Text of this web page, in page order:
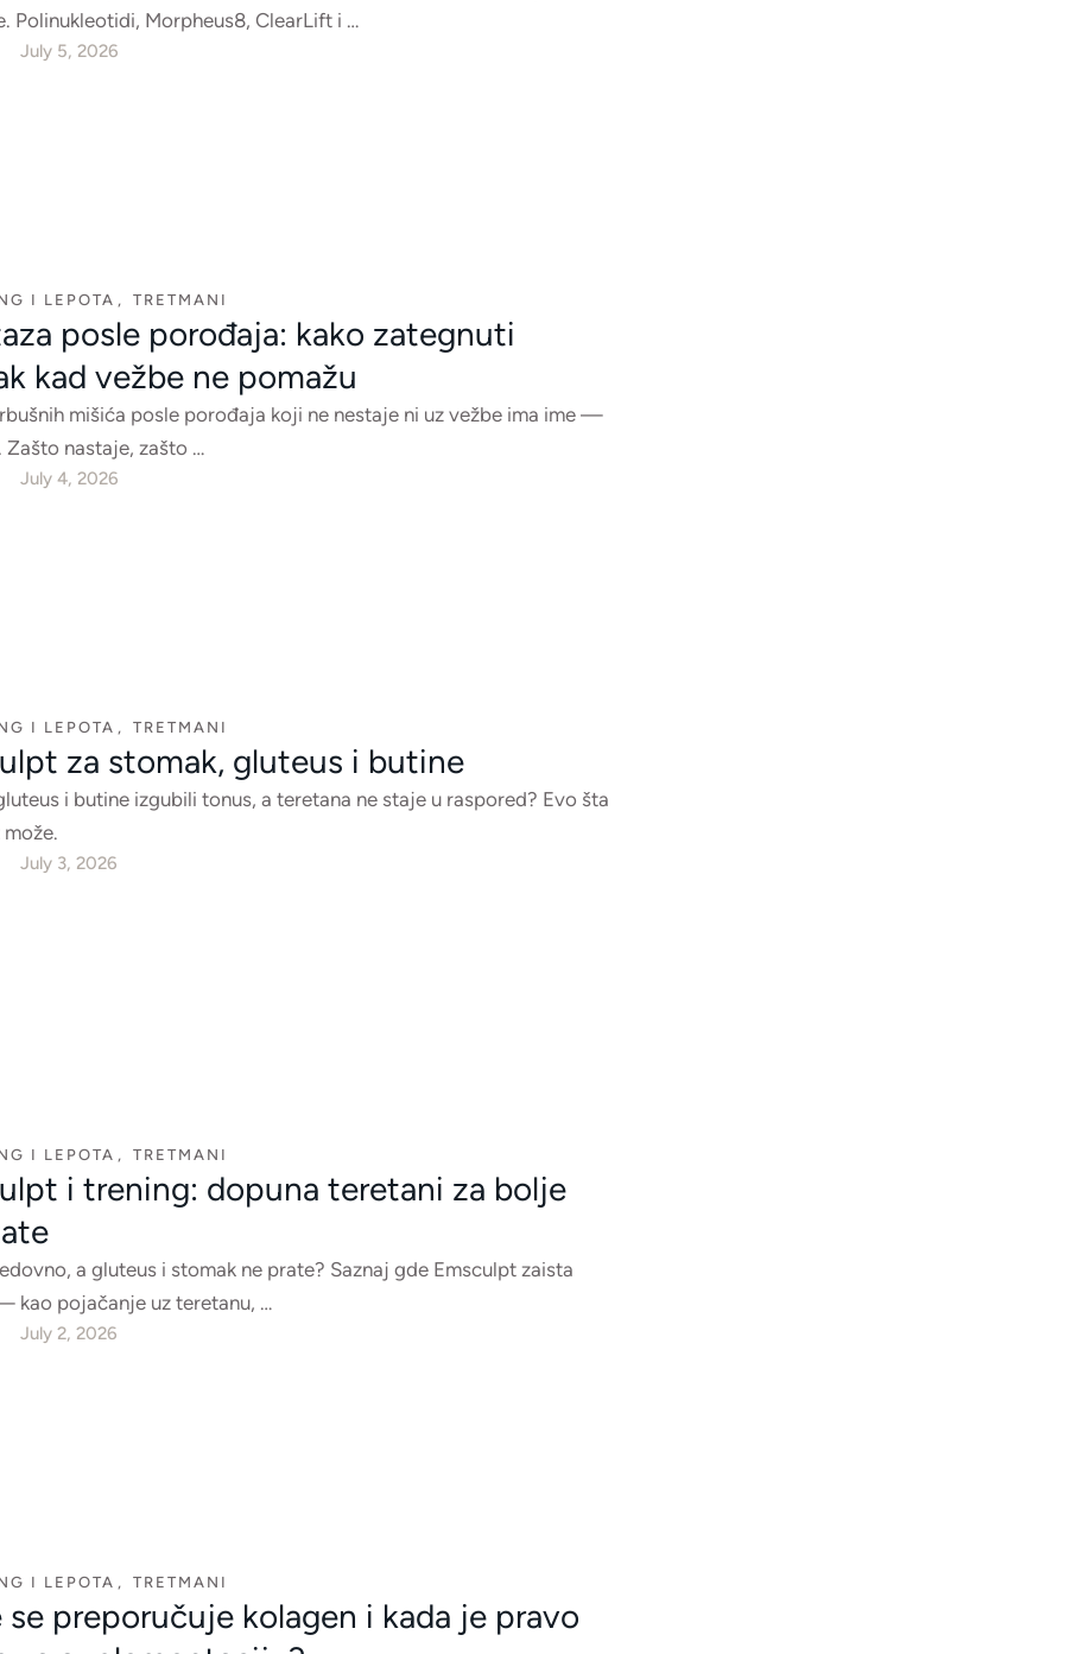
Polinukleotidi, Morpheus8, ClearLift i …
July 5, 2026
I LEPOTA , TRETMANI
posle porođaja: kako zategnuti
kad vežbe ne pomažu
mišića posle porođaja koji ne nestaje ni uz vežbe ima ime —
Zašto nastaje, zašto …
July 4, 2026
I LEPOTA , TRETMANI
za stomak, gluteus i butine
i butine izgubili tonus, a teretana ne staje u raspored? Evo šta
July 3, 2026
I LEPOTA , TRETMANI
i trening: dopuna teretani za bolje
a gluteus i stomak ne prate? Saznaj gde Emsculpt zaista
kao pojačanje uz teretanu, …
July 2, 2026
I LEPOTA , TRETMANI
se preporučuje kolagen i kada je pravo